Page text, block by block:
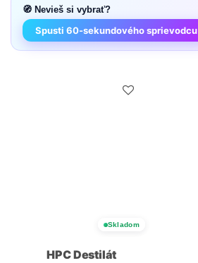
🧭 Nevieš si vybrať?
Spusti 60-sekundového sprievodcu
Skladom
HPC Destilát